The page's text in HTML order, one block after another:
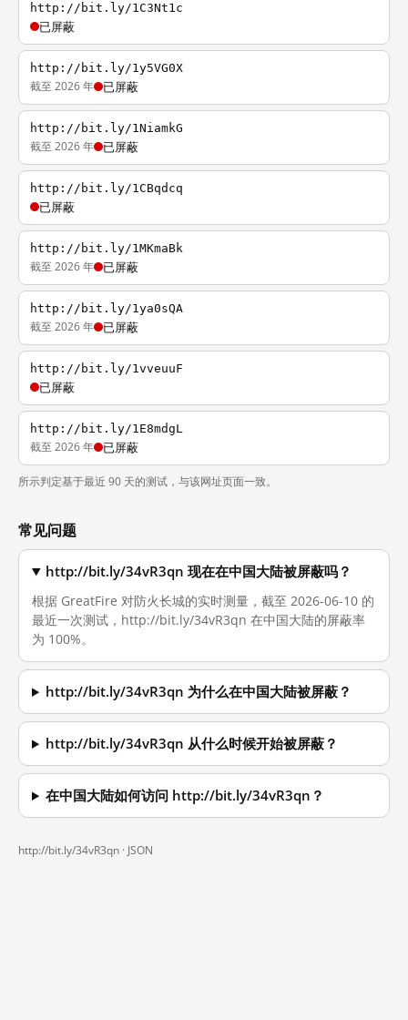
http://bit.ly/1C3Nt1c
已屏蔽
http://bit.ly/1y5VG0X
截至 2026 年 已屏蔽
http://bit.ly/1NiamkG
截至 2026 年 已屏蔽
http://bit.ly/1CBqdcq
已屏蔽
http://bit.ly/1MKmaBk
截至 2026 年 已屏蔽
http://bit.ly/1ya0sQA
截至 2026 年 已屏蔽
http://bit.ly/1vveuuF
已屏蔽
http://bit.ly/1E8mdgL
截至 2026 年 已屏蔽
所示判定基于最近 90 天的测试，与该网址页面一致。
常见问题
http://bit.ly/34vR3qn 现在在中国大陆被屏蔽吗？
根据 GreatFire 对防火长城的实时测量，截至 2026-06-10 的
最近一次测试，http://bit.ly/34vR3qn 在中国大陆的屏蔽率
为 100%。
http://bit.ly/34vR3qn 为什么在中国大陆被屏蔽？
http://bit.ly/34vR3qn 从什么时候开始被屏蔽？
在中国大陆如何访问 http://bit.ly/34vR3qn？
http://bit.ly/34vR3qn · JSON